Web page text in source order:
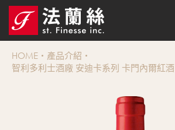
HOME
產品介紹
智利多利士酒廠 安迪卡系列 卡門內爾紅酒